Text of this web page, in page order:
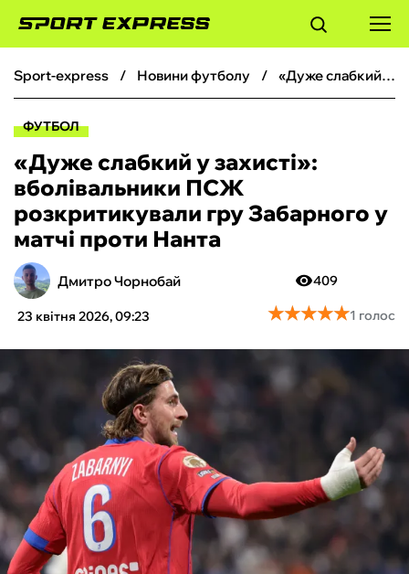
ФУТБОЛ
БОКС
ХОКЕЙ
ТЕНІС
КІБЕРСПОРТ
ФУТЗАЛ
ІНШІ
БУКМЕКЕРИ
sport-express новини футболу «Дуже слабкий у захисті»: вболівальники ПСЖ розкритикували гру Забарного у матчі проти Нанта
ФУТБОЛ
«Дуже слабкий у захисті»:
вболівальники ПСЖ
розкритикували гру Забарного у
матчі проти Нанта
Дмитро Чорнобай
23 квітня 2026, 09:23
409
★★★★★
★★★★★1 голос